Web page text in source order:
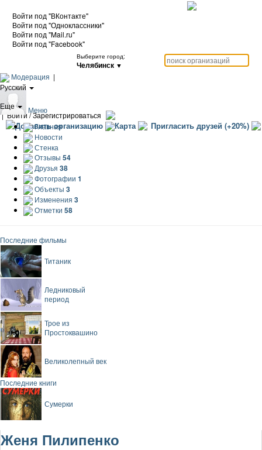
Войти под "ВКонтакте"
Войти под "Одноклассники"
Войти под "Mail.ru"
Войти под "Facebook"
Выберите город:
Челябинск ▼
Модерация |
Русский
Еще
| Войти / Зарегистрироваться
Добавить организацию Карта Пригласить друзей (+20%)
Меню
Главная
Новости
Стенка
Отзывы 54
Друзья 38
Фотографии 1
Объекты 3
Изменения 3
Отметки 58
Последние фильмы
Титаник
Ледниковый
период
Трое из
Простоквашино
Великолепный век
Последние книги
Сумерки
Женя Пилипенко